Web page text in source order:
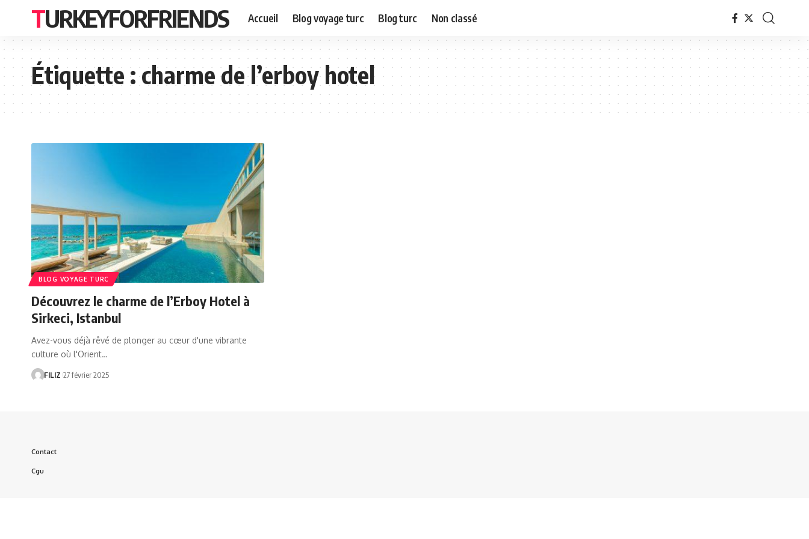
TURKEYFORFRIENDS Accueil Blog voyage turc Blog turc Non classé
Étiquette :charme de l’erboy hotel
BLOG VOYAGE TURC
Découvrez le charme de l’Erboy Hotel à
Sirkeci, Istanbul
Avez-vous déjà rêvé de plonger au cœur d'une vibrante
culture où l'Orient…
FILIZ 27 février 2025
Contact
Cgu